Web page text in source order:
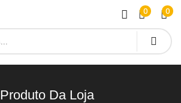
0 0
Produto Da Loja